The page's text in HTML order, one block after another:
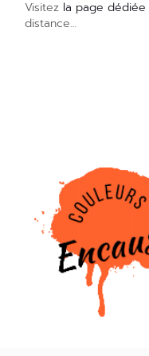
Visitez la page dédiée
distance…